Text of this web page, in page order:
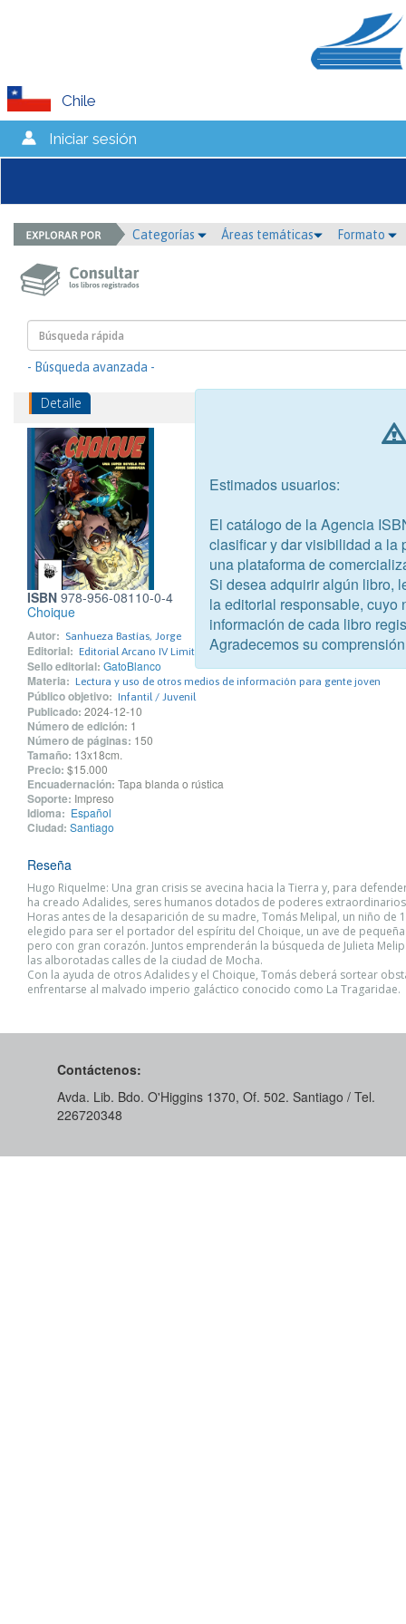
Chile
Iniciar sesión
Categorías Áreas temáticas Formato
- Búsqueda avanzada -
Detalle
ISBN 978-956-08110-0-4
Choique
Autor: Sanhueza Bastías, Jorge
Editorial: Editorial Arcano IV Limitada
Sello editorial: GatoBlanco
Materia: Lectura y uso de otros medios de información para gente joven
Público objetivo: Infantil / Juvenil
Publicado: 2024-12-10
Número de edición: 1
Número de páginas: 150
Tamaño: 13x18cm.
Precio: $15.000
Encuadernación: Tapa blanda o rústica
Soporte: Impreso
Idioma: Español
Ciudad: Santiago
Reseña
Hugo Riquelme: Una gran crisis se avecina hacia la Tierra y, para
ha creado Adalides, seres humanos dotados de poderes
Horas antes de la desaparición de su madre, Tomás Melipal, un niño de
elegido para ser el portador del espíritu del Choique, un ave de
pero con gran corazón. Juntos emprenderán la búsqueda de Julieta
las alborotadas calles de la ciudad de Mocha.
Con la ayuda de otros Adalides y el Choique, Tomás deberá sortear
enfrentarse al malvado imperio galáctico conocido como La Tragaridae.
Contáctenos:
Avda. Lib. Bdo. O'Higgins 1370, Of. 502. Santiago / Tel.
226720348
Estimados usuarios:
El catálogo de la Agencia
clasificar y dar visibilidad a la
una plataforma de
Si desea adquirir algún libro,
la editorial responsable, cuyo
información de cada libro
Agradecemos su